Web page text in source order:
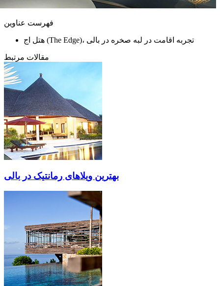
فهرست عناوین
هتل اج (The Edge)، تجربه اقامت در لبه صخره در بالی
مقالات مرتبط
بهترین ویلاهای رمانتیک در بالی